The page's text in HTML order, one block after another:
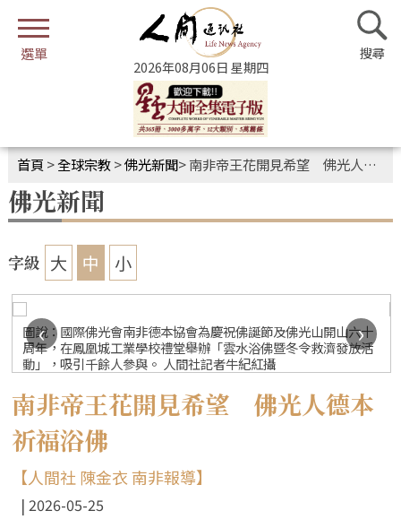
2026年08月06日 星期四
首頁 >全球宗教>佛光新聞>南非帝王花開見希望 佛光人德本祈福浴佛
佛光新聞
字級 大 中 小
圖說：國際佛光會南非德本協會為慶祝佛誕節及佛光山開山六十
周年，在鳳凰城工業學校禮堂舉辦「雲水浴佛暨冬令救濟發放活
動」，吸引千餘人參與。 人間社記者牛紀紅攝
‹ ›
南非帝王花開見希望 佛光人德本
祈福浴佛
【人間社 陳金衣 南非報導】
2026-05-25